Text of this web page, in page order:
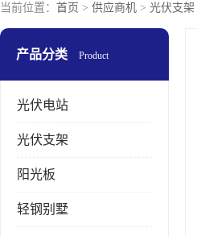
当前位置： 首页 > 供应商机 > 光伏支架
产品分类 Product
光伏电站
光伏支架
阳光板
轻钢别墅